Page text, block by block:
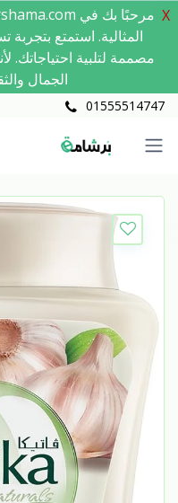
المثالية. استمتع
مصممة لتلبية احتياجاتك.
الجمال
X
01555514747